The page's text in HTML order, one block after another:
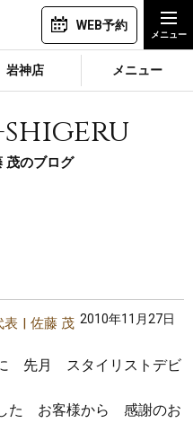
WEB予約
岩神店 メニュー
茂のブログ
表 佐藤 茂 2010年11月27日
先月 スタイリストデビ
た お客様から 感謝のお